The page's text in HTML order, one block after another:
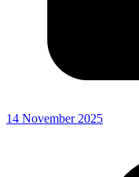
14 November 2025